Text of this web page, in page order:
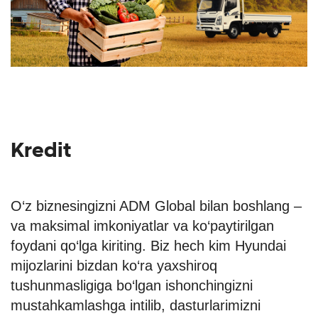
Kredit
O‘z biznesingizni ADM Global bilan boshlang –
va maksimal imkoniyatlar va ko‘paytirilgan
foydani qo‘lga kiriting. Biz hech kim Hyundai
mijozlarini bizdan ko‘ra yaxshiroq
tushunmasligiga bo‘lgan ishonchingizni
mustahkamlashga intilib, dasturlarimizni